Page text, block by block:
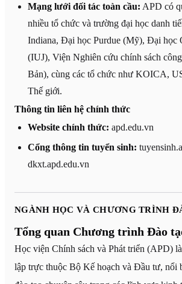
Mạng lưới đối tác toàn cầu: APD có
nhiều tổ chức và trường đại học danh
Indiana, Đại học Purdue (Mỹ), Đại học
(IUJ), Viện Nghiên cứu chính sách
Bản), cùng các tổ chức như KOICA,
Thế giới.
Thông tin liên hệ chính thức
Website chính thức: apd.edu.vn
Cổng thông tin tuyển sinh:
dkxt.apd.edu.vn
NGÀNH HỌC VÀ CHƯƠNG TRÌNH
Tổng quan Chương trình Đào
Học viện Chính sách và Phát triển (APD)
lập trực thuộc Bộ Kế hoạch và Đầu tư, nổi